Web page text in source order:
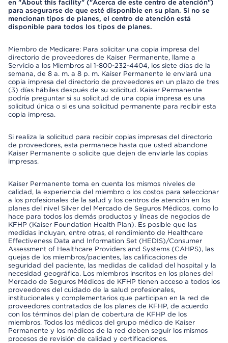
en "About this facility" ("Acerca de este centro de atención")
para asegurarse de que esté disponible en su plan. Si no se
mencionan tipos de planes, el centro de atención está
disponible para todos los tipos de planes.
Miembro de Medicare: Para solicitar una copia impresa del
directorio de proveedores de Kaiser Permanente, llame a
Servicio a los Miembros al 1-800-232-4404, los siete días de la
semana, de 8 a. m. a 8 p. m. Kaiser Permanente le enviará una
copia impresa del directorio de proveedores en un plazo de tres
(3) días hábiles después de su solicitud. Kaiser Permanente
podría preguntar si su solicitud de una copia impresa es una
solicitud única o si es una solicitud permanente para recibir esta
copia impresa.
Si realiza la solicitud para recibir copias impresas del directorio
de proveedores, esta permanece hasta que usted abandone
Kaiser Permanente o solicite que dejen de enviarle las copias
impresas.
Kaiser Permanente toma en cuenta los mismos niveles de
calidad, la experiencia del miembro o los costos para seleccionar
a los profesionales de la salud y los centros de atención en los
planes del nivel Silver del Mercado de Seguros Médicos, como lo
hace para todos los demás productos y líneas de negocios de
KFHP (Kaiser Foundation Health Plan). Es posible que las
medidas incluyan, entre otras, el rendimiento de Healthcare
Effectiveness Data and Information Set (HEDIS)/Consumer
Assessment of Healthcare Providers and Systems (CAHPS), las
quejas de los miembros/pacientes, las calificaciones de
seguridad del paciente, las medidas de calidad del hospital y la
necesidad geográfica. Los miembros inscritos en los planes del
Mercado de Seguros Médicos de KFHP tienen acceso a todos los
proveedores del cuidado de la salud profesionales,
institucionales y complementarios que participan en la red de
proveedores contratados de los planes de KFHP, de acuerdo
con los términos del plan de cobertura de KFHP de los
miembros. Todos los médicos del grupo médico de Kaiser
Permanente y los médicos de la red deben seguir los mismos
procesos de revisión de calidad y certificaciones.